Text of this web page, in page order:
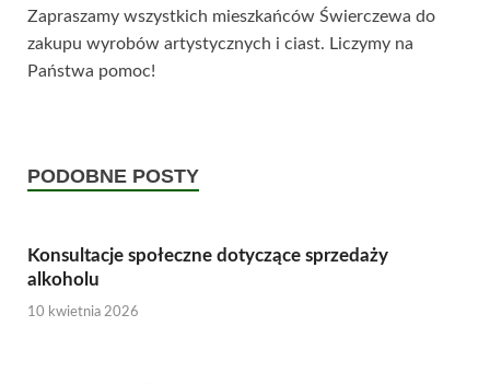
Zapraszamy wszystkich mieszkańców Świerczewa do
zakupu wyrobów artystycznych i ciast. Liczymy na
Państwa pomoc!
PODOBNE POSTY
Konsultacje społeczne dotyczące sprzedaży
alkoholu
10 kwietnia 2026